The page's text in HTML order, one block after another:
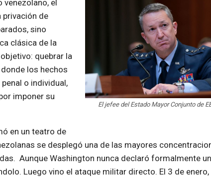
El jefee del Estado Mayor Conjunto de
venezolano, el
privación de
sino
clásica de la
quebrar la
los hechos
o individual,
imponer su
en un teatro de
se desplegó una de las mayores
Aunque Washington nunca declaró formalmente un
Luego vino el ataque militar directo. El 3 de enero,